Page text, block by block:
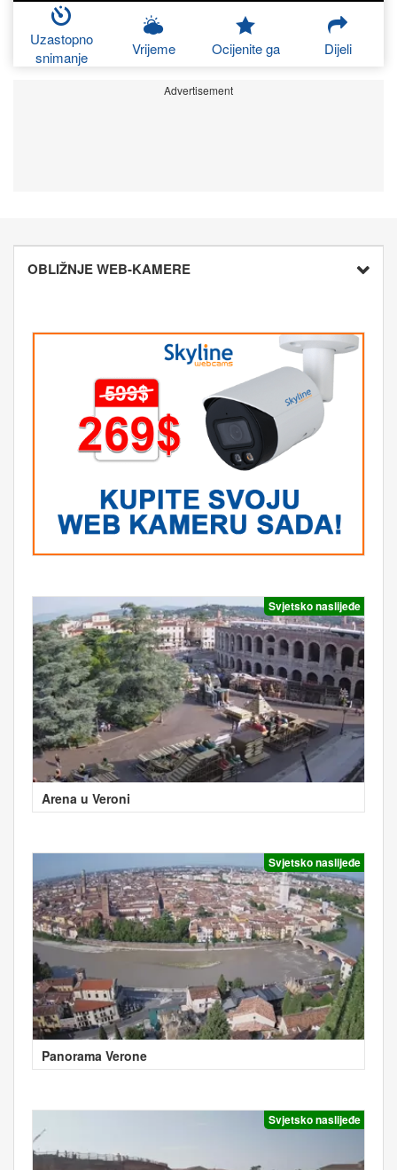
Uzastopno
snimanje
Vrijeme Ocijenite ga Dijeli
Advertisement
OBLIŽNJE WEB-KAMERE
Svjetsko naslijeđe
Arena u Veroni
Svjetsko naslijeđe
Panorama Verone
Svjetsko naslijeđe